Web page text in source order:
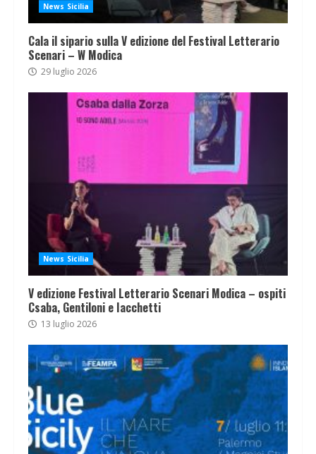
News Sicilia
Cala il sipario sulla V edizione del Festival Letterario
Scenari – W Modica
29 luglio 2026
News Sicilia
V edizione Festival Letterario Scenari Modica – ospiti
Csaba, Gentiloni e Iacchetti
13 luglio 2026